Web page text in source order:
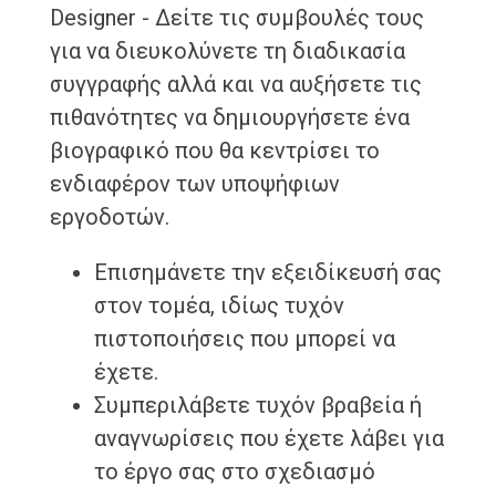
Designer - Δείτε τις συμβουλές τους
για να διευκολύνετε τη διαδικασία
συγγραφής αλλά και να αυξήσετε τις
πιθανότητες να δημιουργήσετε ένα
βιογραφικό που θα κεντρίσει το
ενδιαφέρον των υποψήφιων
εργοδοτών.
Επισημάνετε την εξειδίκευσή σας
στον τομέα, ιδίως τυχόν
πιστοποιήσεις που μπορεί να
έχετε.
Συμπεριλάβετε τυχόν βραβεία ή
αναγνωρίσεις που έχετε λάβει για
το έργο σας στο σχεδιασμό